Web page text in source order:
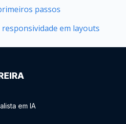
passos
responsividade em layouts
em IA